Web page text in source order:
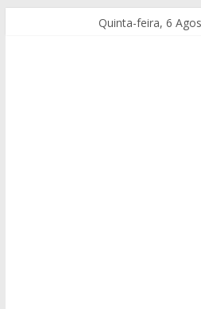
Quinta-feira, 6